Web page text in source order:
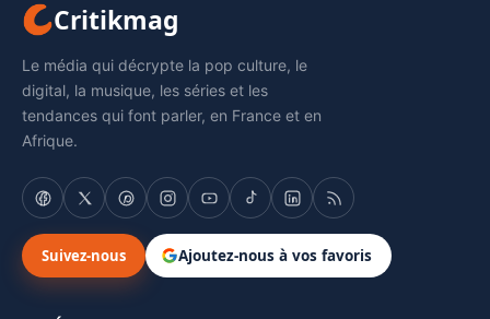
Critikmag
Le média qui décrypte la pop culture, le
digital, la musique, les séries et les
tendances qui font parler, en France et en
Afrique.
Suivez-nous Ajoutez-nous à vos favoris